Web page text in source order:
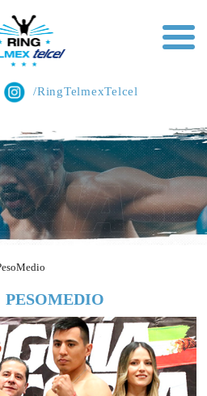
/RingTelmexTelcel